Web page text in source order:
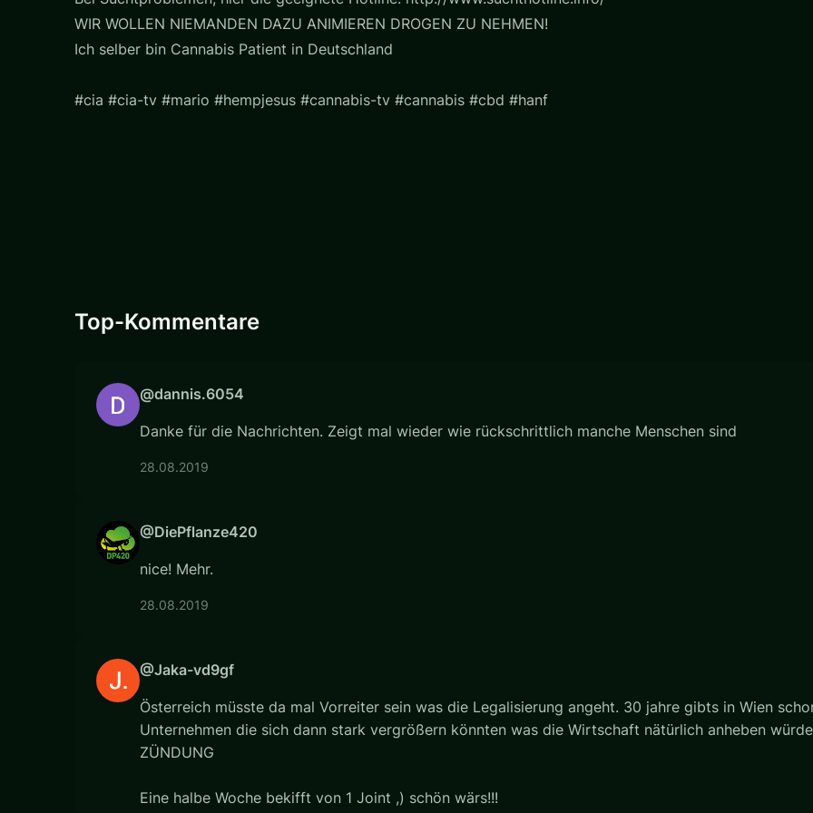
WIR WOLLEN NIEMANDEN DAZU ANIMIEREN DROGEN ZU NEHMEN!
Ich selber bin Cannabis Patient in Deutschland
#cia #cia-tv #mario #hempjesus #cannabis-tv #cannabis #cbd #hanf
Top-Kommentare
@dannis.6054
Danke für die Nachrichten. Zeigt mal wieder wie rückschrittlich manche Menschen sind
28.08.2019
@DiePflanze420
nice! Mehr.
28.08.2019
@Jaka-vd9gf
Österreich müsste da mal Vorreiter sein was die Legalisierung angeht. 30 jahre gibts in Wien
Unternehmen die sich dann stark vergrößern könnten was die Wirtschaft nätürlich anheben
ZÜNDUNG
Eine halbe Woche bekifft von 1 Joint ,) schön wärs!!!